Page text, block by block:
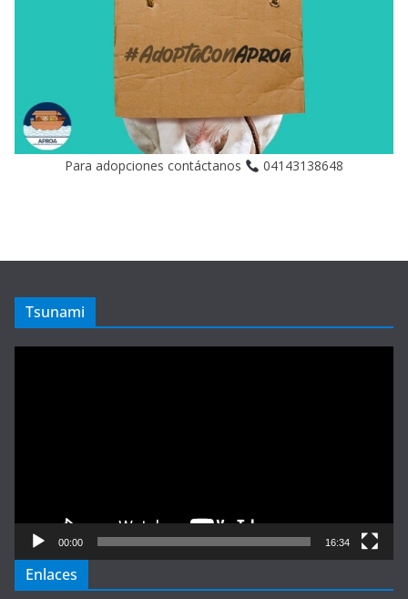
Para adopciones contáctanos 04143138648
Tsunami
00:00 16:34
Enlaces